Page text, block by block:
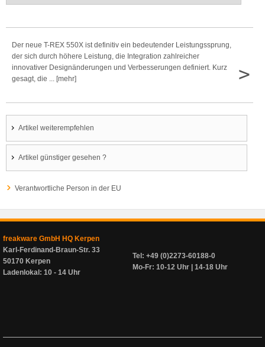
Der neue T-REX 550X ist definitiv ein bedeutender Leistungssprung,
der sich durch höhere Leistung, die Integration zahlreicher
innovativer Designänderungen und Verbesserungen definiert. Kurz
gesagt, die ... [mehr]
>
Artikel weiterempfehlen
Artikel günstiger gesehen ?
Verantwortliche Person in der EU
freakware GmbH HQ Kerpen
Karl-Ferdinand-Braun-Str. 33
50170 Kerpen
Ladenlokal: 10 - 14 Uhr
Tel: +49 (0)2273-60188-0
Mo-Fr: 10-12 Uhr | 14-18 Uhr